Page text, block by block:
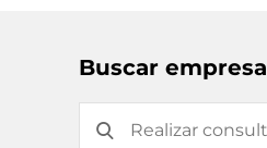
Buscar empresa